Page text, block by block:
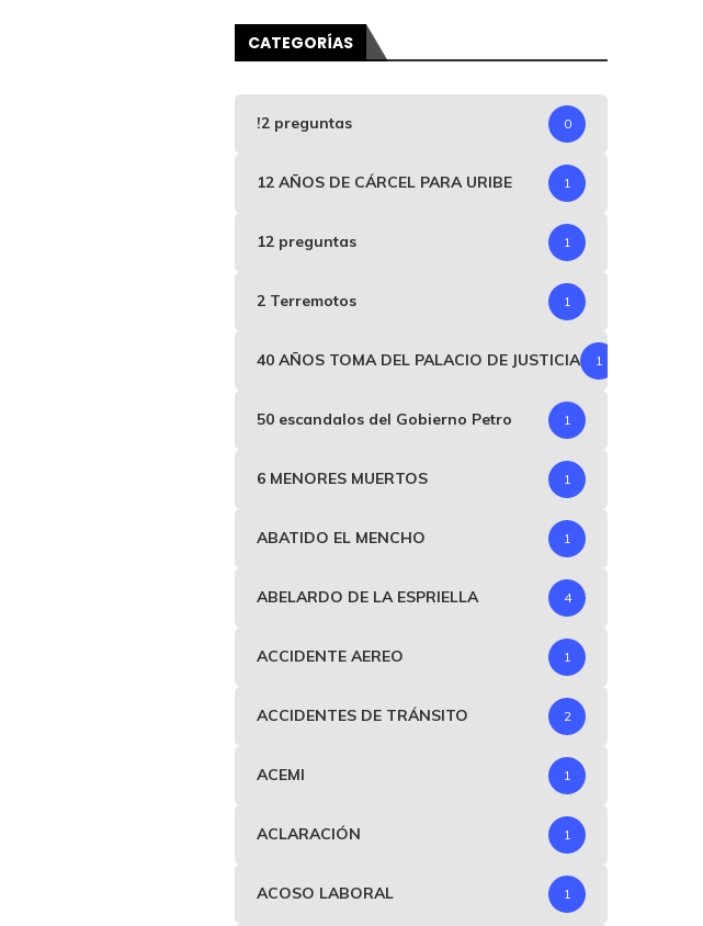
CATEGORÍAS
!2 preguntas 0
12 AÑOS DE CÁRCEL PARA URIBE 1
12 preguntas 1
2 Terremotos 1
40 AÑOS TOMA DEL PALACIO DE JUSTICIA 1
50 escandalos del Gobierno Petro 1
6 MENORES MUERTOS 1
ABATIDO EL MENCHO 1
ABELARDO DE LA ESPRIELLA 4
ACCIDENTE AEREO 1
ACCIDENTES DE TRÁNSITO 2
ACEMI 1
ACLARACIÓN 1
ACOSO LABORAL 1